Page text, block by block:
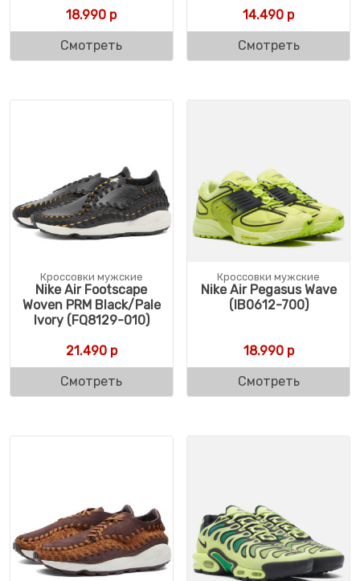
18.990 р
Смотреть
14.490 р
Смотреть
Кроссовки мужские
Nike Air Footscape
Woven PRM Black/Pale
Ivory (FQ8129-010)
21.490р
Смотреть
Кроссовки мужские
Nike Air Pegasus Wave
(IB0612-700)
18.990р
Смотреть